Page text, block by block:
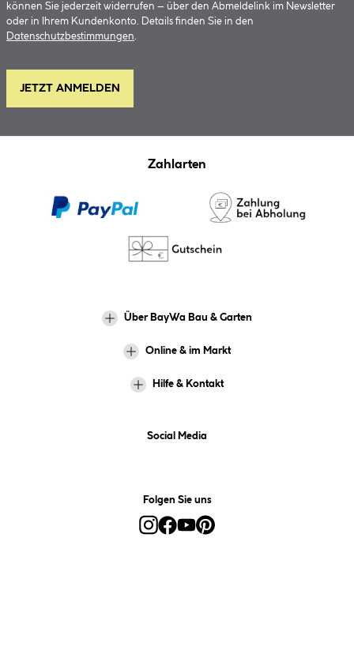
können Sie jederzeit widerrufen – über den Abmeldelink im Newsletter
oder in Ihrem Kundenkonto. Details finden Sie in den
Datenschutzbestimmungen.
JETZT ANMELDEN
Zahlarten
Über BayWa Bau & Garten
Online & im Markt
Hilfe & Kontakt
Social Media
Folgen Sie uns